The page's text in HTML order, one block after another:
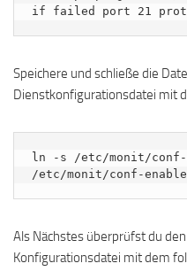
Speichere und schließe die
Dienstkonfigurationsdatei mit
ln -s /etc/monit/
/etc/monit/conf-
Als Nächstes überprüfst du
Konfigurationsdatei mit dem